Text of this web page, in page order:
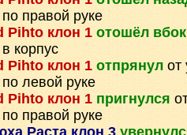
по правой руке
Pihto клон 1 отошёл вбок
в корпус
Pihto клон 1 отпрянул от
по левой руке
Pihto клон 1 пригнулся
по правой руке
Раста клон 3